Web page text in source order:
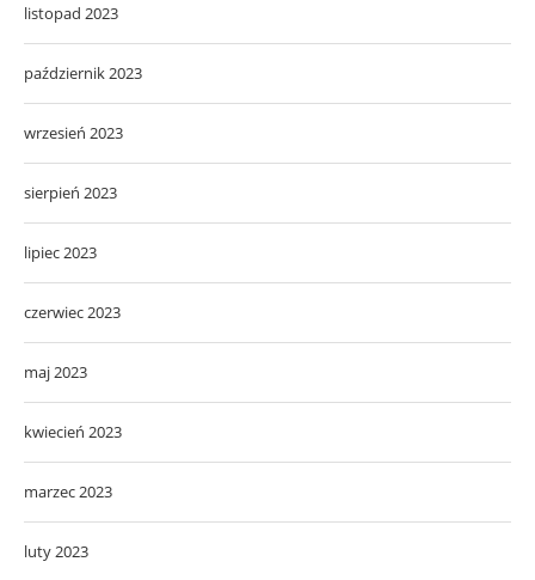
listopad 2023
październik 2023
wrzesień 2023
sierpień 2023
lipiec 2023
czerwiec 2023
maj 2023
kwiecień 2023
marzec 2023
luty 2023